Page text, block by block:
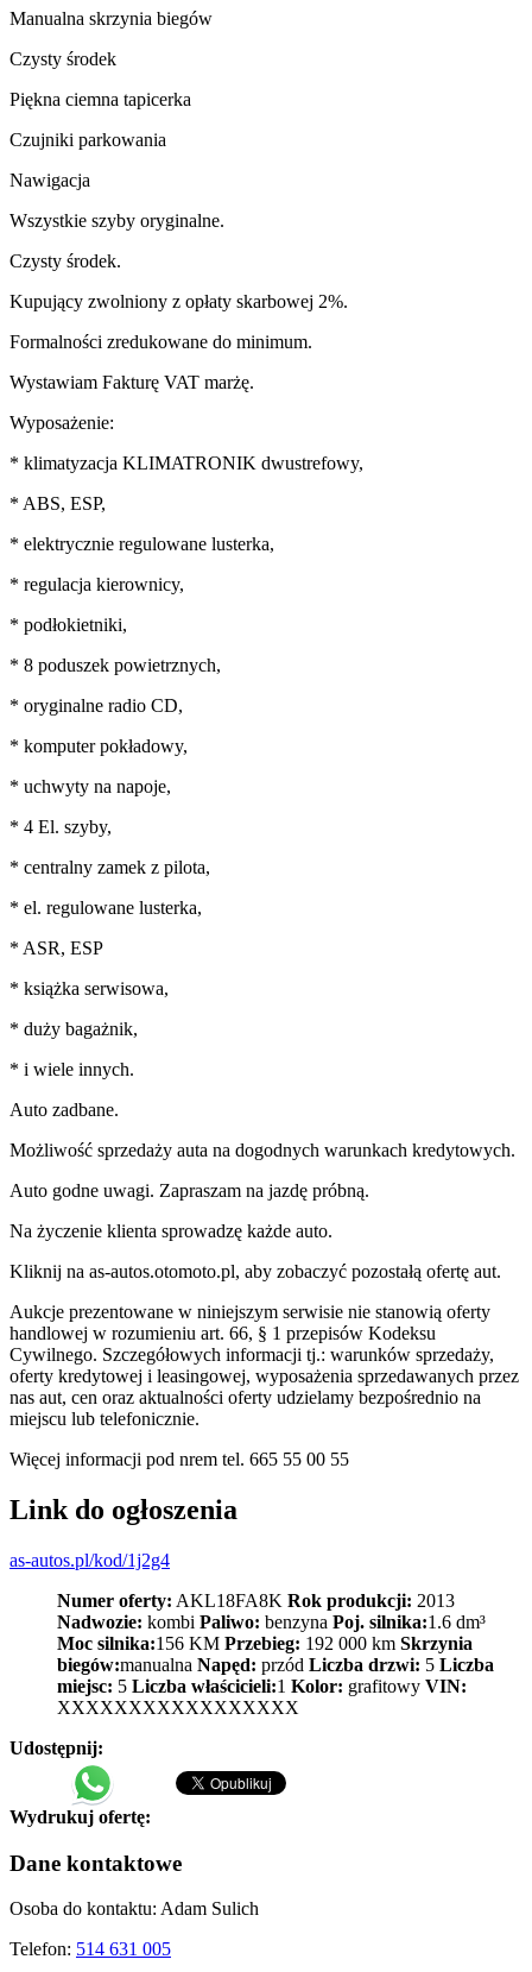
Manualna skrzynia biegów
Czysty środek
Piękna ciemna tapicerka
Czujniki parkowania
Nawigacja
Wszystkie szyby oryginalne.
Czysty środek.
Kupujący zwolniony z opłaty skarbowej 2%.
Formalności zredukowane do minimum.
Wystawiam Fakturę VAT marżę.
Wyposażenie:
* klimatyzacja KLIMATRONIK dwustrefowy,
* ABS, ESP,
* elektrycznie regulowane lusterka,
* regulacja kierownicy,
* podłokietniki,
* 8 poduszek powietrznych,
* oryginalne radio CD,
* komputer pokładowy,
* uchwyty na napoje,
* 4 El. szyby,
* centralny zamek z pilota,
* el. regulowane lusterka,
* ASR, ESP
* książka serwisowa,
* duży bagażnik,
* i wiele innych.
Auto zadbane.
Możliwość sprzedaży auta na dogodnych warunkach kredytowych.
Auto godne uwagi. Zapraszam na jazdę próbną.
Na życzenie klienta sprowadzę każde auto.
Kliknij na as-autos.otomoto.pl, aby zobaczyć pozostałą ofertę aut.
Aukcje prezentowane w niniejszym serwisie nie stanowią oferty
handlowej w rozumieniu art. 66, § 1 przepisów Kodeksu
Cywilnego. Szczegółowych informacji tj.: warunków sprzedaży,
oferty kredytowej i leasingowej, wyposażenia sprzedawanych przez
nas aut, cen oraz aktualności oferty udzielamy bezpośrednio na
miejscu lub telefonicznie.
Więcej informacji pod nrem tel. 665 55 00 55
Link do ogłoszenia
as-autos.pl/kod/1j2g4
Numer oferty: AKL18FA8K Rok produkcji: 2013
Nadwozie: kombi Paliwo: benzyna Poj. silnika:1.6 dm³
Moc silnika:156 KM Przebieg: 192 000 km Skrzynia
biegów:manualna Napęd: przód Liczba drzwi: 5 Liczba
miejsc: 5 Liczba właścicieli:1 Kolor: grafitowy VIN:
XXXXXXXXXXXXXXXXX
Udostępnij:
Wydrukuj ofertę:
Dane kontaktowe
Osoba do kontaktu: Adam Sulich
Telefon: 514 631 005